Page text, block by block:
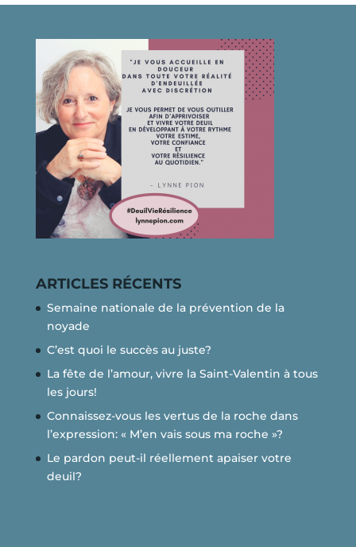
ARTICLES RÉCENTS
Semaine nationale de la prévention de la
noyade
C’est quoi le succès au juste?
La fête de l’amour, vivre la Saint-Valentin à tous
les jours!
Connaissez-vous les vertus de la roche dans
l’expression: « M’en vais sous ma roche »?
Le pardon peut-il réellement apaiser votre
deuil?